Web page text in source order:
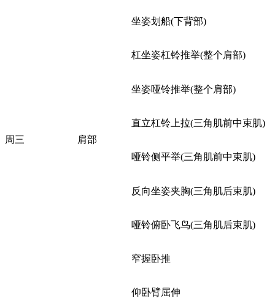
坐姿划船(下背部)
周三 肩部
杠坐姿杠铃推举(整个肩部)
坐姿哑铃推举(整个肩部)
直立杠铃上拉(三角肌前中束肌)
哑铃侧平举(三角肌前中束肌)
反向坐姿夹胸(三角肌后束肌)
哑铃俯卧飞鸟(三角肌后束肌)
窄握卧推
仰卧臂屈伸